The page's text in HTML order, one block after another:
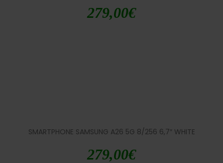
279,00€
SMARTPHONE SAMSUNG A26 5G 8/256 6,7″ WHITE
279,00€